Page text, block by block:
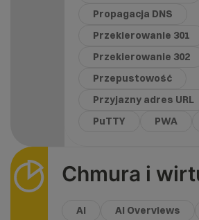
Propagacja DNS
Przekierowanie 301
Przekierowanie 302
Przepustowość
Przyjazny adres URL
PuTTY
PWA
Chmura i
AI AI Overviews